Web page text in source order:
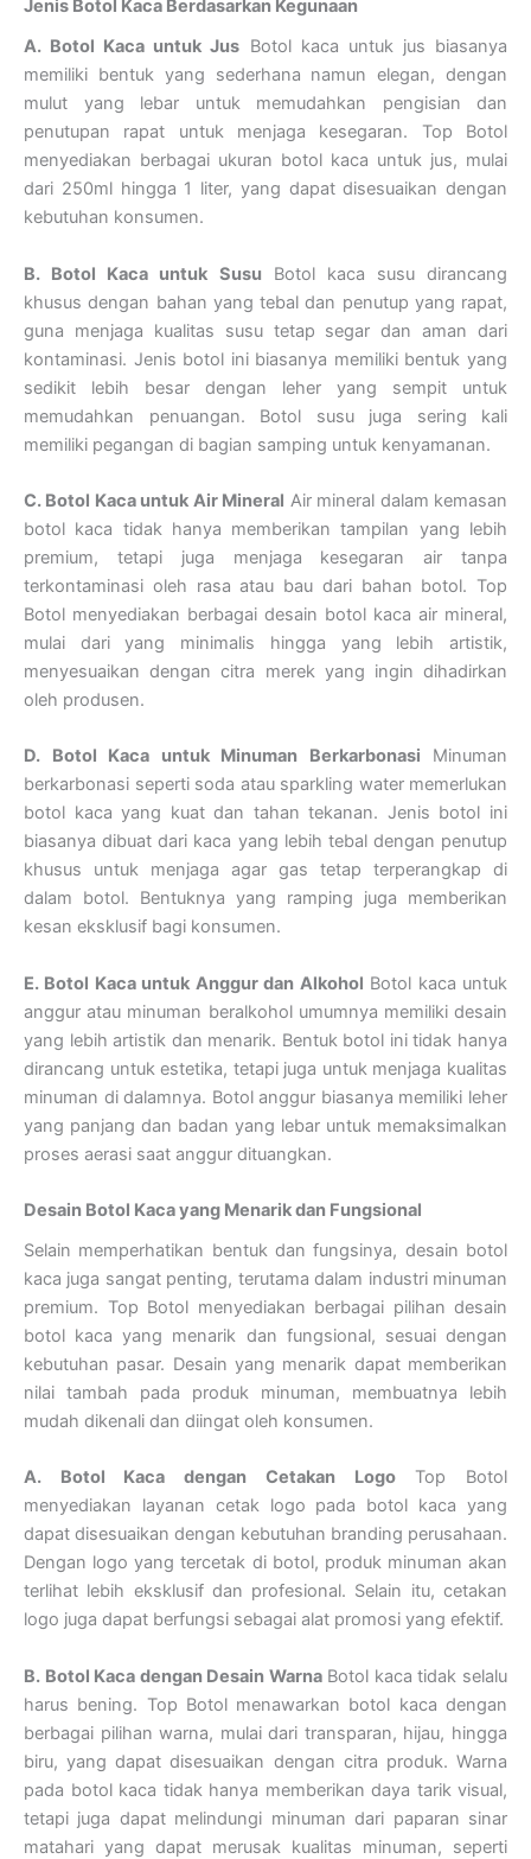
Jenis Botol Kaca Berdasarkan Kegunaan
A. Botol Kaca untuk Jus Botol kaca untuk jus biasanya
memiliki bentuk yang sederhana namun elegan, dengan
mulut yang lebar untuk memudahkan pengisian dan
penutupan rapat untuk menjaga kesegaran. Top Botol
menyediakan berbagai ukuran botol kaca untuk jus, mulai
dari 250ml hingga 1 liter, yang dapat disesuaikan dengan
kebutuhan konsumen.
B. Botol Kaca untuk Susu Botol kaca susu dirancang
khusus dengan bahan yang tebal dan penutup yang rapat,
guna menjaga kualitas susu tetap segar dan aman dari
kontaminasi. Jenis botol ini biasanya memiliki bentuk yang
sedikit lebih besar dengan leher yang sempit untuk
memudahkan penuangan. Botol susu juga sering kali
memiliki pegangan di bagian samping untuk kenyamanan.
C. Botol Kaca untuk Air Mineral Air mineral dalam kemasan
botol kaca tidak hanya memberikan tampilan yang lebih
premium, tetapi juga menjaga kesegaran air tanpa
terkontaminasi oleh rasa atau bau dari bahan botol. Top
Botol menyediakan berbagai desain botol kaca air mineral,
mulai dari yang minimalis hingga yang lebih artistik,
menyesuaikan dengan citra merek yang ingin dihadirkan
oleh produsen.
D. Botol Kaca untuk Minuman Berkarbonasi Minuman
berkarbonasi seperti soda atau sparkling water memerlukan
botol kaca yang kuat dan tahan tekanan. Jenis botol ini
biasanya dibuat dari kaca yang lebih tebal dengan penutup
khusus untuk menjaga agar gas tetap terperangkap di
dalam botol. Bentuknya yang ramping juga memberikan
kesan eksklusif bagi konsumen.
E. Botol Kaca untuk Anggur dan Alkohol Botol kaca untuk
anggur atau minuman beralkohol umumnya memiliki desain
yang lebih artistik dan menarik. Bentuk botol ini tidak hanya
dirancang untuk estetika, tetapi juga untuk menjaga kualitas
minuman di dalamnya. Botol anggur biasanya memiliki leher
yang panjang dan badan yang lebar untuk memaksimalkan
proses aerasi saat anggur dituangkan.
Desain Botol Kaca yang Menarik dan Fungsional
Selain memperhatikan bentuk dan fungsinya, desain botol
kaca juga sangat penting, terutama dalam industri minuman
premium. Top Botol menyediakan berbagai pilihan desain
botol kaca yang menarik dan fungsional, sesuai dengan
kebutuhan pasar. Desain yang menarik dapat memberikan
nilai tambah pada produk minuman, membuatnya lebih
mudah dikenali dan diingat oleh konsumen.
A. Botol Kaca dengan Cetakan LogoTop Botol
menyediakan layanan cetak logo pada botol kaca yang
dapat disesuaikan dengan kebutuhan branding perusahaan.
Dengan logo yang tercetak di botol, produk minuman akan
terlihat lebih eksklusif dan profesional. Selain itu, cetakan
logo juga dapat berfungsi sebagai alat promosi yang efektif.
B. Botol Kaca dengan Desain WarnaBotol kaca tidak selalu
harus bening. Top Botol menawarkan botol kaca dengan
berbagai pilihan warna, mulai dari transparan, hijau, hingga
biru, yang dapat disesuaikan dengan citra produk. Warna
pada botol kaca tidak hanya memberikan daya tarik visual,
tetapi juga dapat melindungi minuman dari paparan sinar
matahari yang dapat merusak kualitas minuman, seperti